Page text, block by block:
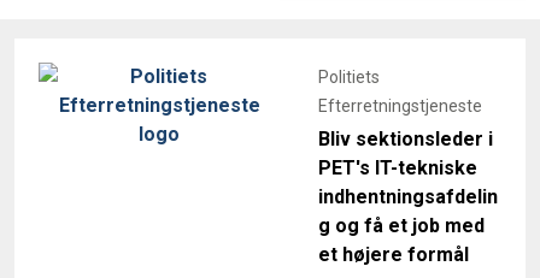
Politiets
Efterretningstjeneste
Bliv sektionsleder i
PET's IT-tekniske
indhentningsafdelin
g og få et job med
et højere formål